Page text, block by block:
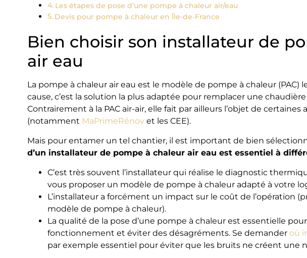
Les étapes de pose d’une pompe à chaleur air/eau
Devis pour pompe à chaleur en Île-de-France
Bien choisir son installateur de
air eau
La pompe à chaleur air eau est le modèle de pompe à chaleur (PAC)
cause, c’est la solution la plus adaptée pour remplacer une
Contrairement à la PAC air-air, elle fait par ailleurs l’objet de certaines
(notamment MaPrimeRénovet les CEE).
Mais pour entamer un tel chantier, il est important de bien
d’un installateur de pompe à chaleur air eau est essentiel à
C’est très souvent l’installateur qui réalise le diagnostic
vous proposer un modèle de pompe à chaleur adapté à votre
L’installateur a forcément un impact sur le coût de l’opération
modèle de pompe à chaleur).
La qualité de la pose d’une pompe à chaleur est essentielle
fonctionnement et éviter des désagréments. Se demander où
par exemple essentiel pour éviter que les bruits ne créent une